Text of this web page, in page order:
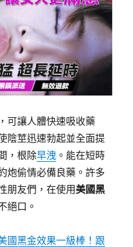
可讓人體快速吸收藥
陰莖迅速勃起並全面提
，根除早洩 。能在短時
炮偷情必備良藥。許多
朋友們，在使用美國黑
絕口。
國黑金效果一級棒！跟